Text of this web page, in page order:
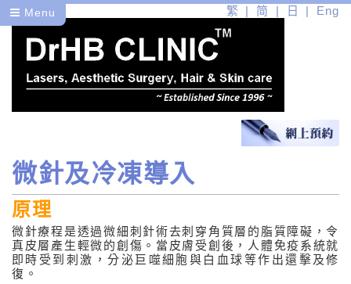
Menu 繁 简 日 Eng
醫
健
美
醫學皮膚護理
微針及冷凍導入
原理
微針療程是透過微細刺針術去刺穿角質層的脂質障礙，令
真皮層產生輕微的創傷。當皮膚受創後，人體免疫系統就
即時受到刺激，分泌巨噬細胞與白血球等作出還擊及修
復。